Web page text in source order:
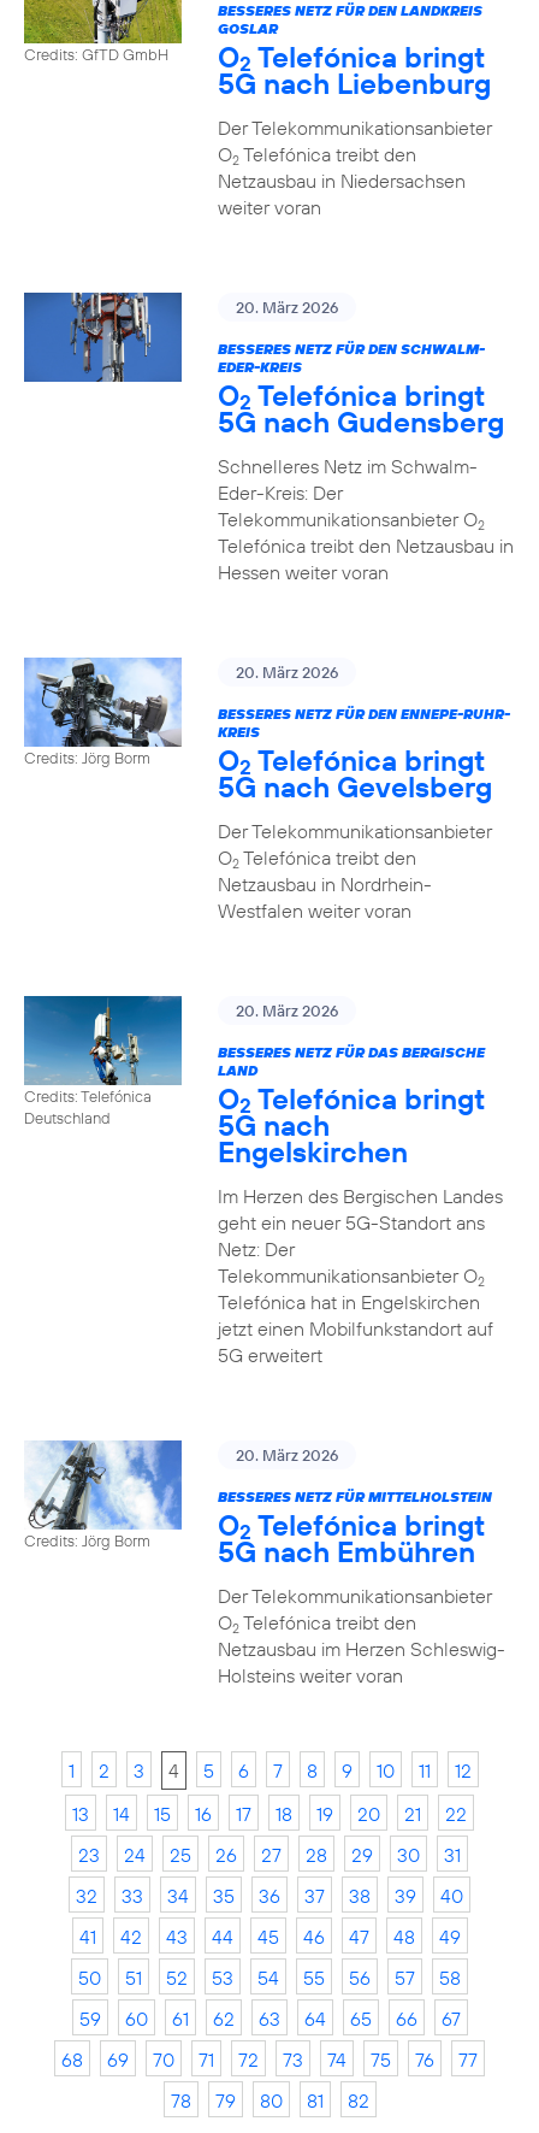
Credits: GfTD GmbH
BESSERES NETZ FÜR DEN LANDKREIS
GOSLAR
O2 Telefónica bringt
5G nach Liebenburg
Der Telekommunikationsanbieter
O2Telefónica treibt den
Netzausbau in Niedersachsen
weiter voran
20. März 2026
BESSERES NETZ FÜR DEN SCHWALM-
EDER-KREIS
O2 Telefónica bringt
5G nach Gudensberg
Schnelleres Netz im Schwalm-
Eder-Kreis: Der
Telekommunikationsanbieter O2
Telefónica treibt den Netzausbau in
Hessen weiter voran
Credits: Jörg Borm
20. März 2026
BESSERES NETZ FÜR DEN ENNEPE-RUHR-
KREIS
O2 Telefónica bringt
5G nach Gevelsberg
Der Telekommunikationsanbieter
O2Telefónica treibt den
Netzausbau in Nordrhein-
Westfalen weiter voran
Credits: Telefónica
Deutschland
20. März 2026
BESSERES NETZ FÜR DAS BERGISCHE
LAND
O2 Telefónica bringt
5G nach
Engelskirchen
Im Herzen des Bergischen Landes
geht ein neuer 5G-Standort ans
Netz: Der
Telekommunikationsanbieter O2
Telefónica hat in Engelskirchen
jetzt einen Mobilfunkstandort auf
5G erweitert
Credits: Jörg Borm
20. März 2026
BESSERES NETZ FÜR MITTELHOLSTEIN
O2 Telefónica bringt
5G nach Embühren
Der Telekommunikationsanbieter
O2Telefónica treibt den
Netzausbau im Herzen Schleswig-
Holsteins weiter voran
1 2 3 4 5 6 7 8 9 10 11
12
13
14 15 16 17 18 19 20 21
22
23
24 25 26 27 28 29 30
31
32
33 34 35 36 37 38 39
40
41
42 43 44 45 46 47 48
49
50
51 52 53 54 55 56 57
58
59
60 61 62 63 64 65 66
67
68
69 70 71 72 73 74 75 76
77
78
79 80 81 82